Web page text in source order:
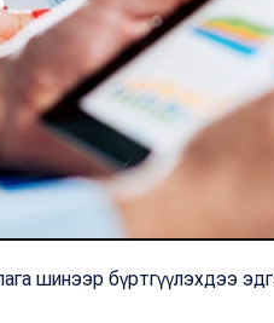
шинээр бүртгүүлэхдээ